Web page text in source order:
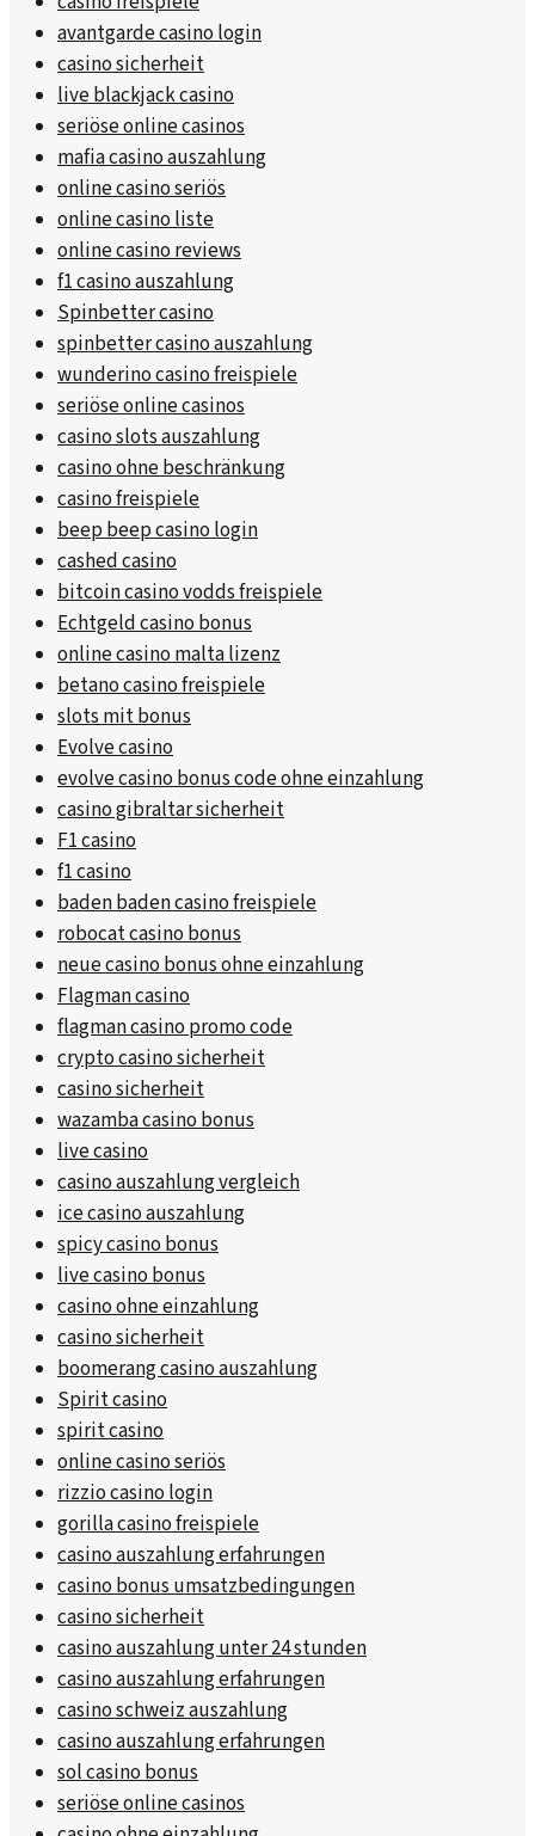
avantgarde casino login
casino sicherheit
live blackjack casino
seriöse online casinos
mafia casino auszahlung
online casino seriös
online casino liste
online casino reviews
f1 casino auszahlung
Spinbetter casino
spinbetter casino auszahlung
wunderino casino freispiele
seriöse online casinos
casino slots auszahlung
casino ohne beschränkung
casino freispiele
beep beep casino login
cashed casino
bitcoin casino vodds freispiele
Echtgeld casino bonus
online casino malta lizenz
betano casino freispiele
slots mit bonus
Evolve casino
evolve casino bonus code ohne einzahlung
casino gibraltar sicherheit
F1 casino
f1 casino
baden baden casino freispiele
robocat casino bonus
neue casino bonus ohne einzahlung
Flagman casino
flagman casino promo code
crypto casino sicherheit
casino sicherheit
wazamba casino bonus
live casino
casino auszahlung vergleich
ice casino auszahlung
spicy casino bonus
live casino bonus
casino ohne einzahlung
casino sicherheit
boomerang casino auszahlung
Spirit casino
spirit casino
online casino seriös
rizzio casino login
gorilla casino freispiele
casino auszahlung erfahrungen
casino bonus umsatzbedingungen
casino sicherheit
casino auszahlung unter 24 stunden
casino auszahlung erfahrungen
casino schweiz auszahlung
casino auszahlung erfahrungen
sol casino bonus
seriöse online casinos